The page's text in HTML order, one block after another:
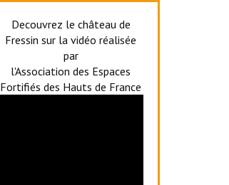
Decouvrez le château de
Fressin sur la vidéo réalisée
par
l'Association des Espaces
Fortifiés des Hauts de France